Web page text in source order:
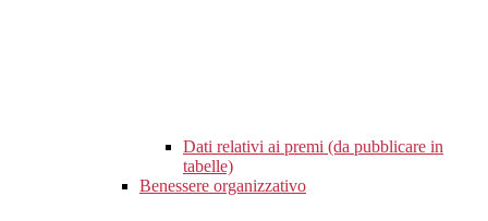
Dati relativi ai premi (da pubblicare in
tabelle)
Benessere organizzativo